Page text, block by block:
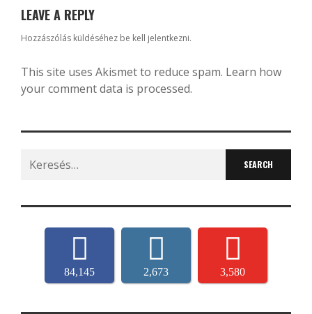
LEAVE A REPLY
Hozzászólás küldéséhez be kell jelentkezni.
This site uses Akismet to reduce spam. Learn how
your comment data is processed.
Search
for:
84,145 2,673 3,580